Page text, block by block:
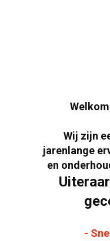
Wij zijn
jarenlange
en
-